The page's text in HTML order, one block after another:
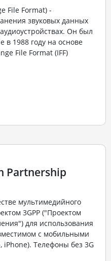
File Format) -
звуковых данных
Он был
в 1988 году на основе
File Format (IFF)
Partnership
мультимедийного
3GPP ("Проектом
для использования
с мобильными
iPhone). Телефоны без 3G